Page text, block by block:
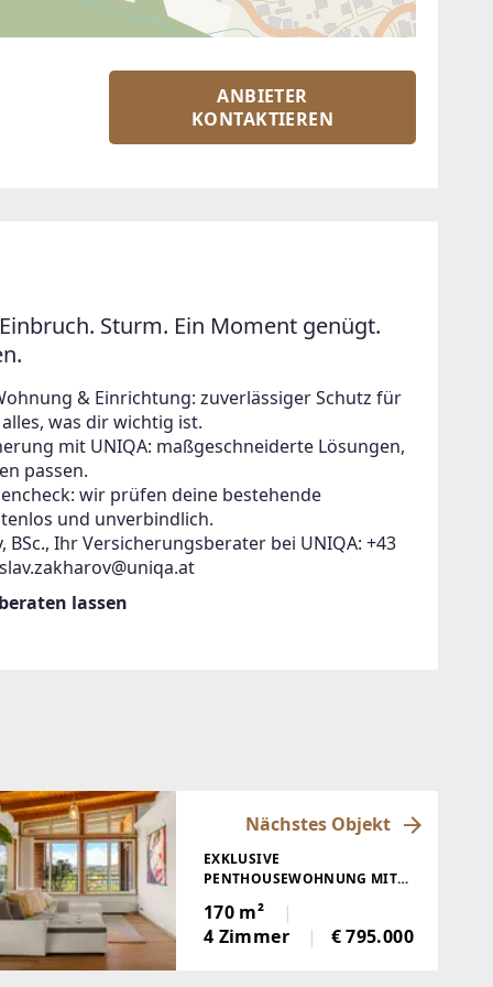
ANBIETER
KONTAKTIEREN
Sturm. Ein Moment genügt.
& Einrichtung: zuverlässiger Schutz für
was dir wichtig ist.
mit UNIQA: maßgeschneiderte Lösungen,
passen.
wir prüfen deine bestehende
und unverbindlich.
BSc., Ihr Versicherungsberater bei UNIQA: +43
lassen
Nächstes Objekt
EXKLUSIVE
PENTHOUSEWOHNUNG MIT
DEN WÖRTHERSEE
170 m²
4 Zimmer
€ 795.000